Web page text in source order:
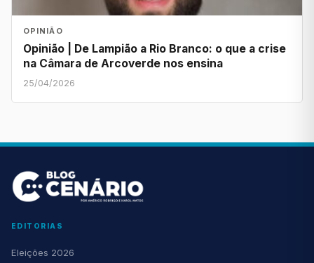
OPINIÃO
Opinião | De Lampião a Rio Branco: o que a crise
na Câmara de Arcoverde nos ensina
25/04/2026
EDITORIAS
Eleições 2026